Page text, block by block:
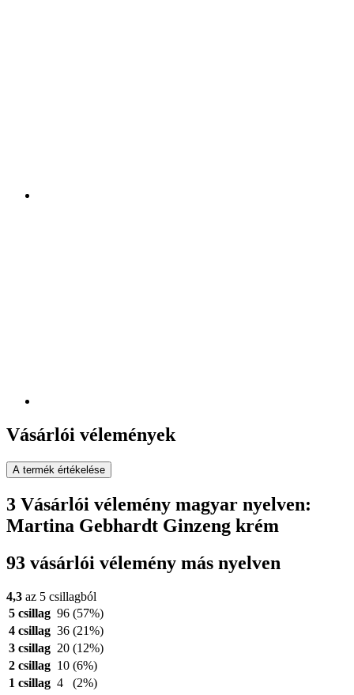
Vásárlói vélemények
A termék értékelése
3 Vásárlói vélemény magyar nyelven:
Martina Gebhardt Ginzeng krém
93 vásárlói vélemény más nyelven
4,3 az 5 csillagból
5 csillag 96 (57%)
4 csillag 36 (21%)
3 csillag 20 (12%)
2 csillag 10 (6%)
1 csillag 4 (2%)